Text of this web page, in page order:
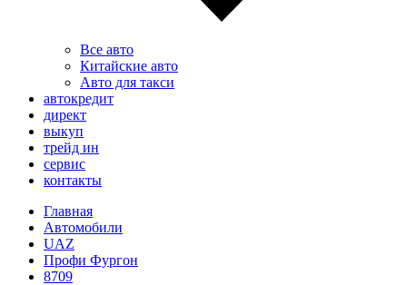
Все авто
Китайские авто
Авто для такси
автокредит
директ
выкуп
трейд ин
сервис
контакты
Главная
Автомобили
UAZ
Профи Фургон
8709